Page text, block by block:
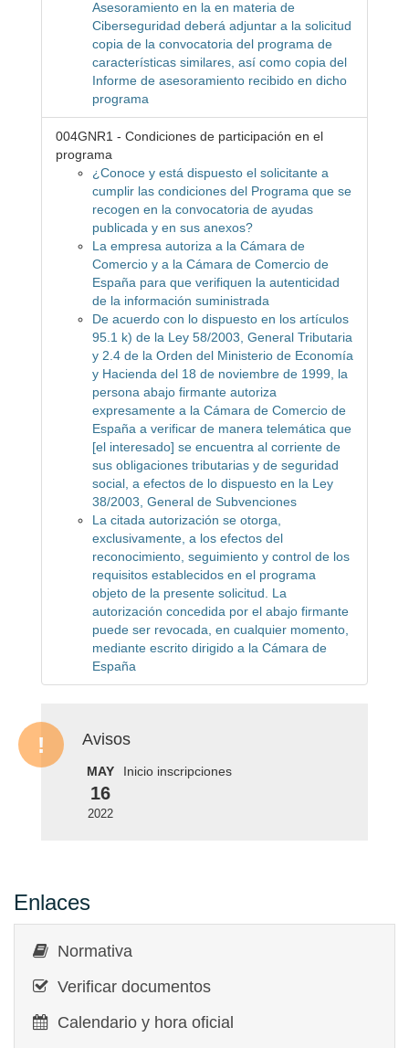
Asesoramiento en la en materia de
Ciberseguridad deberá adjuntar a la solicitud
copia de la convocatoria del programa de
características similares, así como copia del
Informe de asesoramiento recibido en dicho
programa
004GNR1 - Condiciones de participación en el
programa
¿Conoce y está dispuesto el solicitante a
cumplir las condiciones del Programa que se
recogen en la convocatoria de ayudas
publicada y en sus anexos?
La empresa autoriza a la Cámara de
Comercio y a la Cámara de Comercio de
España para que verifiquen la autenticidad
de la información suministrada
De acuerdo con lo dispuesto en los artículos
95.1 k) de la Ley 58/2003, General Tributaria
y 2.4 de la Orden del Ministerio de Economía
y Hacienda del 18 de noviembre de 1999, la
persona abajo firmante autoriza
expresamente a la Cámara de Comercio de
España a verificar de manera telemática que
[el interesado] se encuentra al corriente de
sus obligaciones tributarias y de seguridad
social, a efectos de lo dispuesto en la Ley
38/2003, General de Subvenciones
La citada autorización se otorga,
exclusivamente, a los efectos del
reconocimiento, seguimiento y control de los
requisitos establecidos en el programa
objeto de la presente solicitud. La
autorización concedida por el abajo firmante
puede ser revocada, en cualquier momento,
mediante escrito dirigido a la Cámara de
España
Avisos
MAY
16
2022
Inicio inscripciones
Enlaces
Normativa
Verificar documentos
Calendario y hora oficial